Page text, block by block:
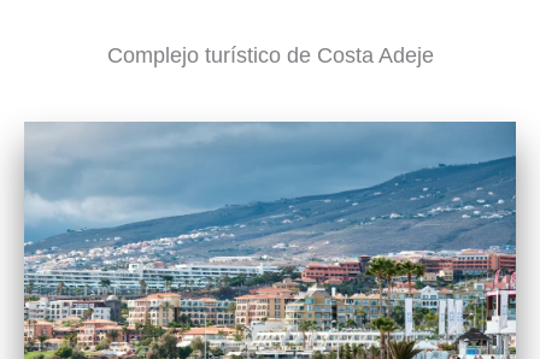
Complejo turístico de Costa Adeje